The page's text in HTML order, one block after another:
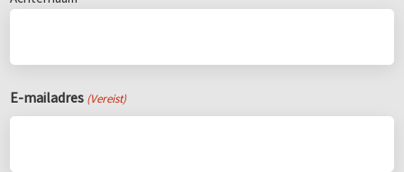
E-mailadres (Vereist)